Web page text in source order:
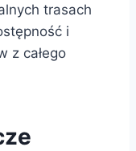
trasach
i
z całego